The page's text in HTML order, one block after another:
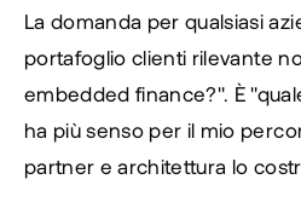
La domanda per qualsiasi
portafoglio clienti rilevante
embedded finance?". È
ha più senso per il mio
partner e architettura lo